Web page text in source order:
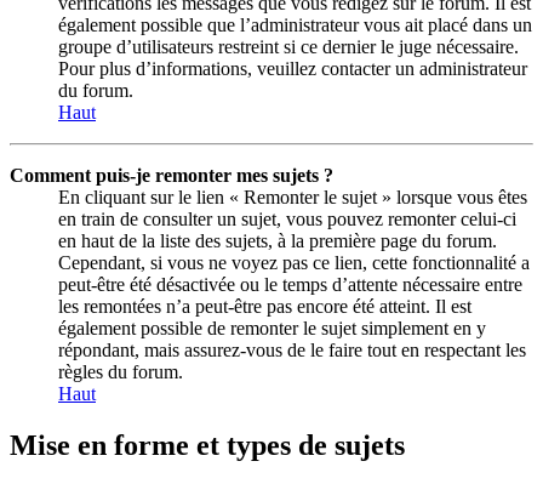
également possible que l’administrateur vous ait placé dans un
groupe d’utilisateurs restreint si ce dernier le juge nécessaire.
Pour plus d’informations, veuillez contacter un administrateur
du forum.
Haut
Comment puis-je remonter mes sujets ?
En cliquant sur le lien « Remonter le sujet » lorsque vous êtes
en train de consulter un sujet, vous pouvez remonter celui-ci
en haut de la liste des sujets, à la première page du forum.
Cependant, si vous ne voyez pas ce lien, cette fonctionnalité a
peut-être été désactivée ou le temps d’attente nécessaire entre
les remontées n’a peut-être pas encore été atteint. Il est
également possible de remonter le sujet simplement en y
répondant, mais assurez-vous de le faire tout en respectant les
règles du forum.
Haut
Mise en forme et types de sujets